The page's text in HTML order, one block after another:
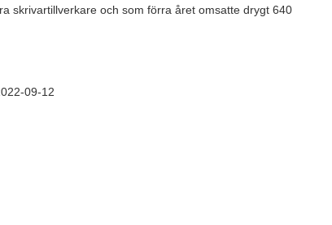
skrivartillverkare och som förra året omsatte drygt 640
09-12